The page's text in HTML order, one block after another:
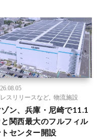
スリリースなど
物流施設
ン、兵庫・尼崎で11.1
関西最大のフルフィル
トセンター開設